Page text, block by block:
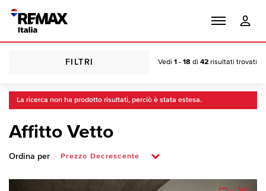
FILTRI Vedi 1 - 18 di 42 risultati trovati
La ricerca non ha prodotto risultati, perciò è stata estesa.
Affitto Vetto
Ordina per